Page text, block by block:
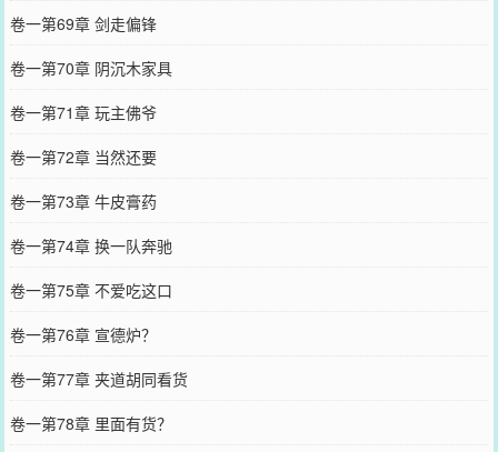
卷一第69章 剑走偏锋
卷一第70章 阴沉木家具
卷一第71章 玩主佛爷
卷一第72章 当然还要
卷一第73章 牛皮膏药
卷一第74章 换一队奔驰
卷一第75章 不爱吃这口
卷一第76章 宣德炉？
卷一第77章 夹道胡同看货
卷一第78章 里面有货？